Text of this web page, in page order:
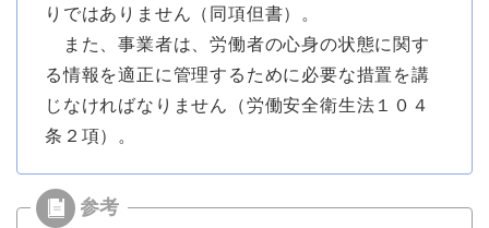
りではありません（同項但書）。
また、事業者は、労働者の心身の状態に関す
る情報を適正に管理するために必要な措置を講
じなければなりません（労働安全衛生法１０４
条２項）。